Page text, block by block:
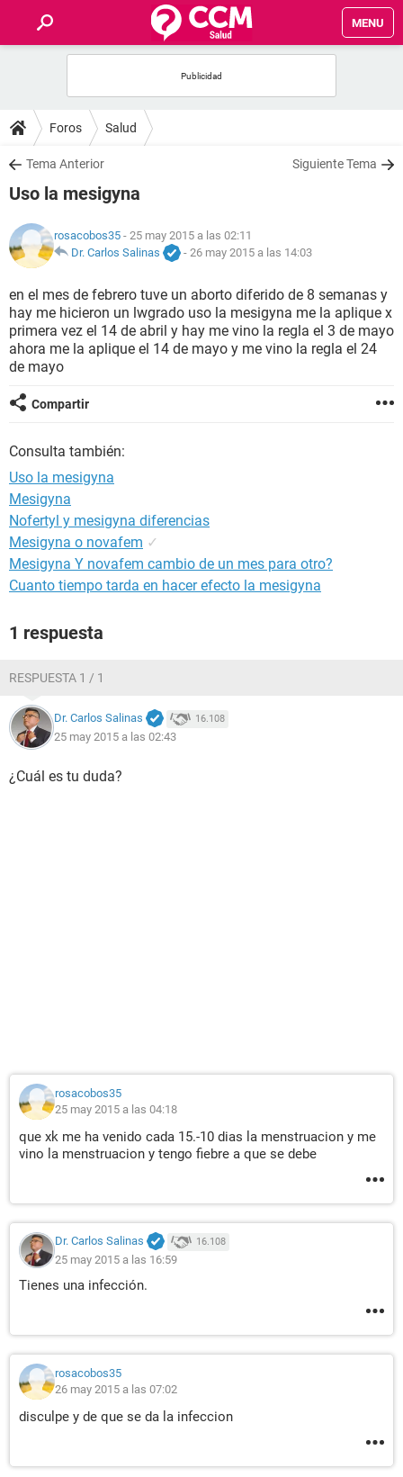
MENU
FOROS
SALUD
NUTRICIÓN
BIENESTAR
SEXUALIDAD
GLOSARIO
Foros Salud
Tema Anterior Siguiente Tema
Uso la mesigyna
rosacobos35 - 25 may 2015 a las 02:11
Dr. Carlos Salinas
- 26 may 2015 a las 14:03
en el mes de febrero tuve un aborto diferido de 8 semanas y
hay me hicieron un lwgrado uso la mesigyna me la aplique x
primera vez el 14 de abril y hay me vino la regla el 3 de mayo
ahora me la aplique el 14 de mayo y me vino la regla el 24
de mayo
Compartir
Consulta también:
Uso la mesigyna
Mesigyna
Nofertyl y mesigyna diferencias
Mesigyna o novafem ✓
Mesigyna Y novafem cambio de un mes para otro?
Cuanto tiempo tarda en hacer efecto la mesigyna
1 respuesta
RESPUESTA 1 / 1
Dr. Carlos Salinas 16.108
25 may 2015 a las 02:43
¿Cuál es tu duda?
rosacobos35
25 may 2015 a las 04:18
que xk me ha venido cada 15.-10 dias la menstruacion y me
vino la menstruacion y tengo fiebre a que se debe
Dr. Carlos Salinas 16.108
25 may 2015 a las 16:59
Tienes una infección.
rosacobos35
26 may 2015 a las 07:02
disculpe y de que se da la infeccion